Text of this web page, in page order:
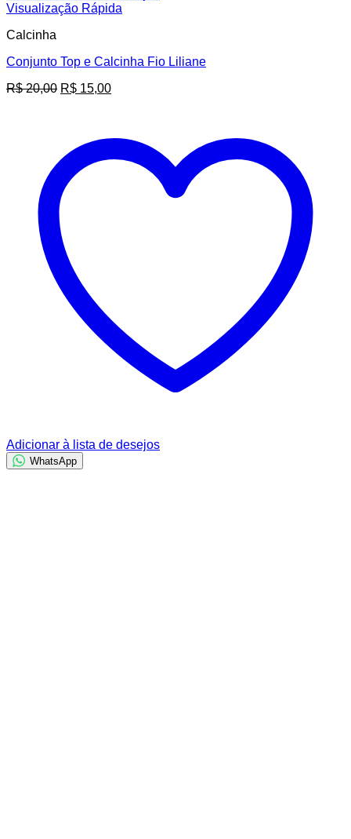
Visualização Rápida
Calcinha
Conjunto Top e Calcinha Fio Liliane
R$20,00 O
R$ 20,00.
R$ 15,00O
R$ 15,00.
Adicionar à lista de desejos
WhatsApp